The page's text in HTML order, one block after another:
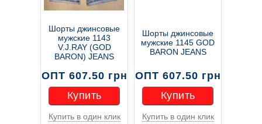
Шорты джинсовые
мужские 1143
V.J.RAY (GOD
BARON) JEANS
ОПТ 607.50 грн
Купить
Купить в один клик
Шорты джинсовые
мужские 1145 GOD
BARON JEANS
ОПТ 607.50 грн
Купить
Купить в один клик